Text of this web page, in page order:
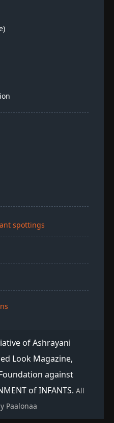
spottings
of Ashrayani
Look Magazine,
against
of INFANTS. All
Paalonaa